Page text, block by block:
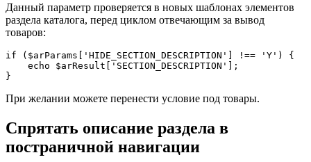
Данный параметр проверяется в новых шаблонах элементов
раздела каталога, перед циклом отвечающим за вывод
товаров:
if ($arParams['HIDE_SECTION_DESCRIPTION'] !== 'Y') {
    echo $arResult['SECTION_DESCRIPTION'];
При желании можете перенести условие под товары.
Спрятать описание раздела в
постраничной навигации